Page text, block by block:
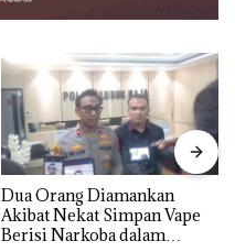
Dua Orang Diamankan
Akibat Nekat Simpan Vape
Berisi Narkoba dalam